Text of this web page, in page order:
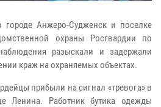
Анжеро-Судженск и поселке
охраны Росгвардии по
разыскали и задержали
краж на охраняемых объектах.
прибыли на сигнал «тревога» в
Ленина. Работник бутика одежды